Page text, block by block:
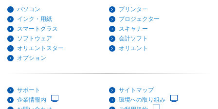
パソコン
プリンター
インク・用紙
プロジェクター
スマートグラス
スキャナー
ソフトウェア
会計ソフト
オリエントスター
オリエント
オプション
サポート
サイトマップ
企業情報内
環境への取り組み